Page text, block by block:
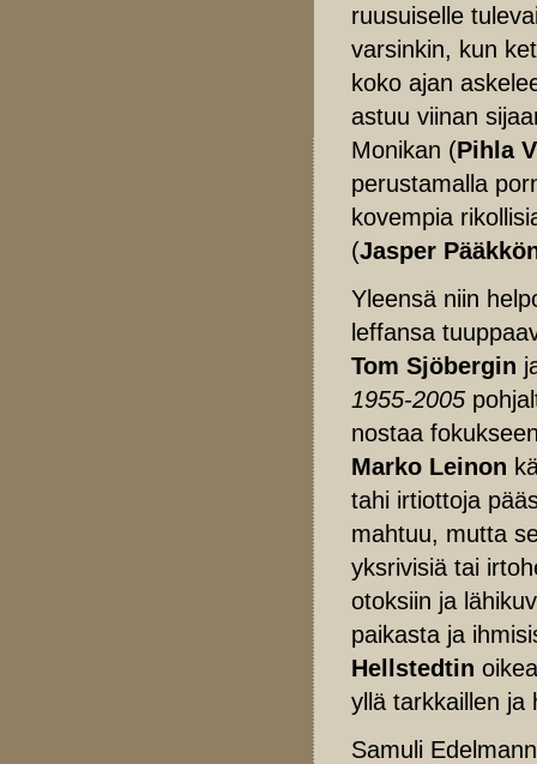
ruusuiselle
varsinkin, kun
koko ajan
astuu viinan
Monikan (Pihla
perustamalla
kovempia
(Jasper
Yleensä niin
leffansa
Tom Sjöbergin
1955-2005
nostaa
Marko Leinon
tahi irtiottoja
mahtuu, mutta
yksrivisiä tai
otoksiin ja
paikasta ja
Hellstedtin
yllä tarkkaillen ja
Samuli